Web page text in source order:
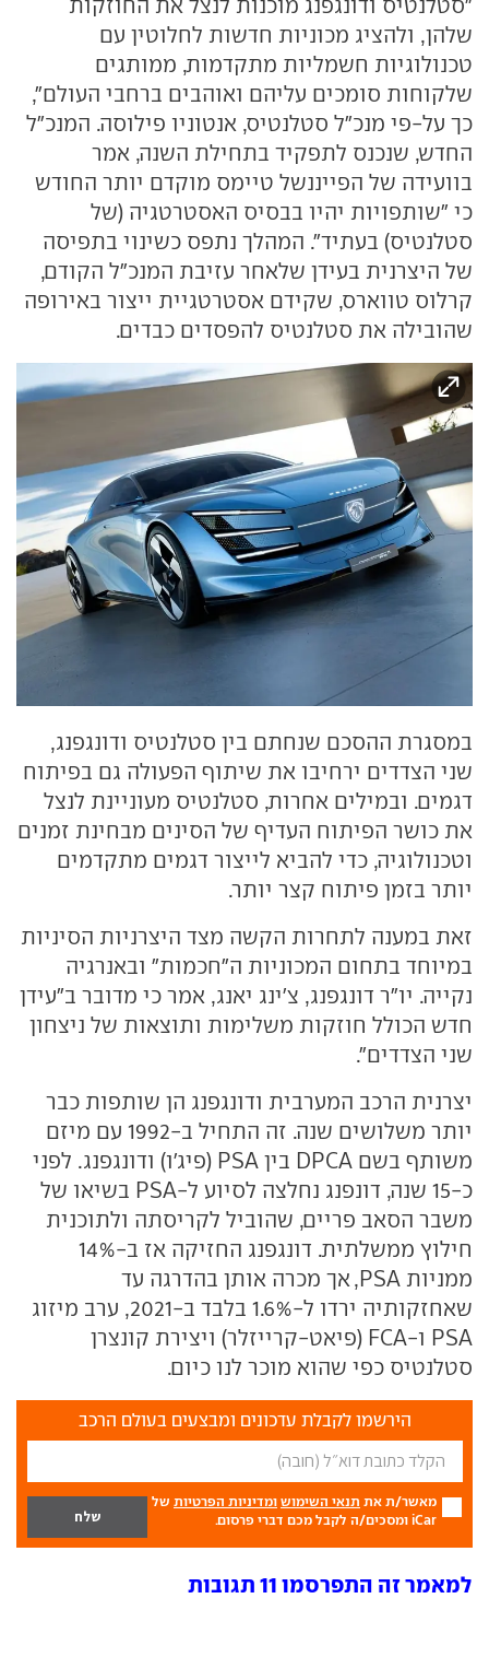
"סטלנטיס ודונגפנג מוכנות לנצל את החוזקות
שלהן, ולהציג מכוניות חדשות לחלוטין עם
טכנולוגיות חשמליות מתקדמות, ממותגים
שלקוחות סומכים עליהם ואוהבים ברחבי העולם",
כך על-פי מנכ"ל סטלנטיס, אנטוניו פילוסה. המנכ"ל
החדש, שנכנס לתפקיד בתחילת השנה, אמר
בוועידה של הפייננשל טיימס מוקדם יותר החודש
כי "שותפויות יהיו בבסיס האסטרטגיה (של
סטלנטיס) בעתיד". המהלך נתפס כשינוי בתפיסה
של היצרנית בעידן שלאחר עזיבת המנכ"ל הקודם,
קרלוס טווארס, שקידם אסטרטגיית ייצור באירופה
שהובילה את סטלנטיס להפסדים כבדים.
במסגרת ההסכם שנחתם בין סטלנטיס ודונגפנג,
שני הצדדים ירחיבו את שיתוף הפעולה גם בפיתוח
דגמים. ובמילים אחרות, סטלנטיס מעוניינת לנצל
את כושר הפיתוח העדיף של הסינים מבחינת זמנים
וטכנולוגיה, כדי להביא לייצור דגמים מתקדמים
יותר בזמן פיתוח קצר יותר.
זאת במענה לתחרות הקשה מצד היצרניות הסיניות
במיוחד בתחום המכוניות ה"חכמות" ובאנרגיה
נקייה. יו"ר דונגפנג, צ'ינג יאנג, אמר כי מדובר ב"עידן
חדש הכולל חוזקות משלימות ותוצאות של ניצחון
שני הצדדים".
יצרנית הרכב המערבית ודונגפנג הן שותפות כבר
יותר משלושים שנה. זה התחיל ב-1992 עם מיזם
משותף בשם DPCA בין PSA (פיג'ו) ודונגפנג. לפני
כ-15 שנה, דונפנג נחלצה לסיוע ל-PSA בשיאו של
משבר הסאב פריים, שהוביל לקריסתה ולתוכנית
חילוץ ממשלתית. דונגפנג החזיקה אז ב-14%
ממניות PSA, אך מכרה אותן בהדרגה עד
שאחזקותיה ירדו ל-1.6% בלבד ב-2021, ערב מיזוג
PSA ו-FCA (פיאט-קרייזלר) ויצירת קונצרן
סטלנטיס כפי שהוא מוכר לנו כיום.
הירשמו לקבלת עדכונים ומבצעים בעולם הרכב
מאשר/ת את תנאי השימוש ומדיניות הפרטיות של
iCar ומסכים/ה לקבל מכם דברי פרסום.
למאמר זה התפרסמו 11 תגובות